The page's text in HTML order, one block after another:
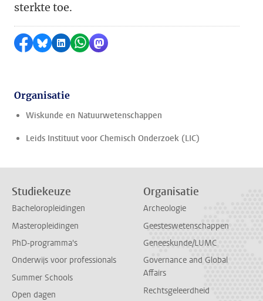
sterkte toe.
Delen op Facebook
Delen via Bluesky
Delen op LinkedIn
Delen via WhatsApp
Delen via Mastodon
Organisatie
Wiskunde en Natuurwetenschappen
Leids Instituut voor Chemisch Onderzoek (LIC)
Studiekeuze
Bacheloropleidingen
Masteropleidingen
PhD-programma's
Onderwijs voor professionals
Summer Schools
Open dagen
Organisatie
Archeologie
Geesteswetenschappen
Geneeskunde/LUMC
Governance and Global
Affairs
Rechtsgeleerdheid